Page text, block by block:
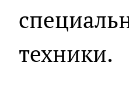
техники.